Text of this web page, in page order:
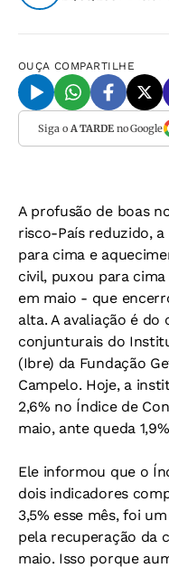
OUÇA COMPARTILHE
Siga o A TARDEno Google
A profusão de boas
risco-País reduzido,
para cima e
civil, puxou para
em maio - que
alta. A avaliação é do
conjunturais do
(Ibre) da Fundação
Campelo. Hoje, a
2,6% no Índice de
maio, ante queda
Ele informou que o
dois indicadores
3,5% esse mês, foi
pela recuperação da
maio. Isso porque